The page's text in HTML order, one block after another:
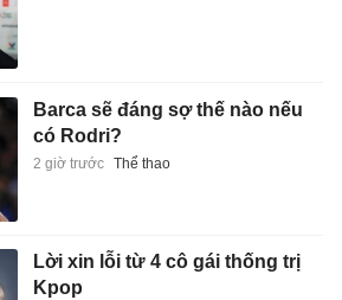
Barca sẽ đáng sợ thế nào nếu
có Rodri?
2 giờ trước Thể thao
Lời xin lỗi từ 4 cô gái thống trị
Kpop